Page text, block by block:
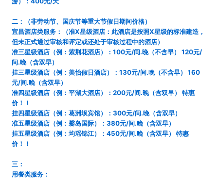
二：（非劳动节、国庆节等重大节假日期间价格）
宜昌酒店类服务：（准X星级酒店：此酒店是按照X星级的标准建造，
但未正式通过审核和评定或还处于审核过程中的酒店）
准三星级酒店（例：紫荆花酒店）：100元/间.晚（不含早） 120元/
间.晚（含双早）
挂三星级酒店（例：美怡假日酒店）：130元/间.晚（不含早） 160
元/间.晚（含双早）
准四星级酒店（例：平湖大酒店）：200元/间.晚（含双早） 特惠
价！！
挂四星级酒店（例：葛洲坝宾馆）：300元/间.晚（含双早）
准五星级酒店（例：馨岛国际）：380元/间.晚（含双早）
挂五星级酒店（例：均瑶锦江）：450元/间.晚（含双早） 特惠
价！！
三：
用餐类服务：